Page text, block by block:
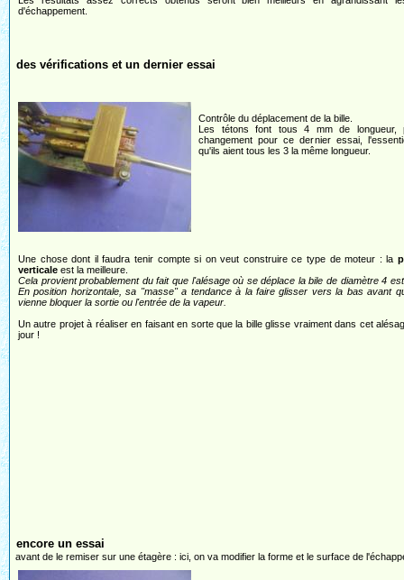
d'échappement.
des vérifications et un dernier essai
Contrôle du déplacement de la bille.
Les tétons font tous 4 mm de longueur,
changement pour ce dernier essai,
qu'ils aient tous les 3 la même longueur.
Une chose dont il faudra tenir compte si on veut construire ce type de moteur : la
verticale est la meilleure.
Cela provient probablement du fait que l'alésage où se déplace la bile de diamètre 4
En position horizontale, sa "masse" a tendance à la faire glisser vers la bas avant
vienne bloquer la sortie ou l'entrée de la vapeur.
Un autre projet à réaliser en faisant en sorte que la bille glisse vraiment dans cet
jour !
encore un essai
avant de le remiser sur une étagère : ici, on va modifier la forme et le surface de